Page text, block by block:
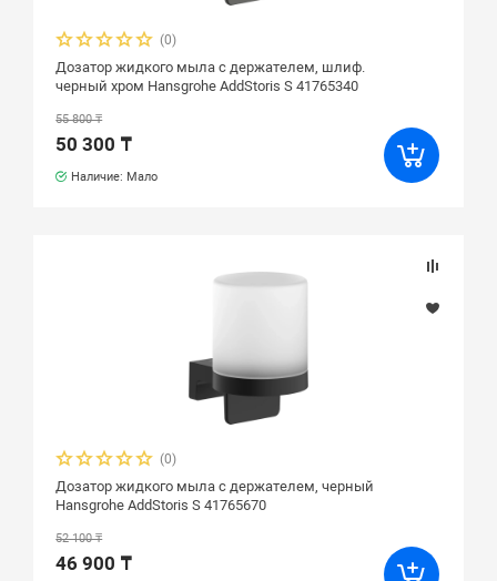
(0)
Дозатор жидкого мыла с держателем, шлиф.
черный хром Hansgrohe AddStoris S 41765340
55 800 ₸
50 300 ₸
Наличие: Мало
(0)
Дозатор жидкого мыла с держателем, черный
Hansgrohe AddStoris S 41765670
52 100 ₸
46 900 ₸